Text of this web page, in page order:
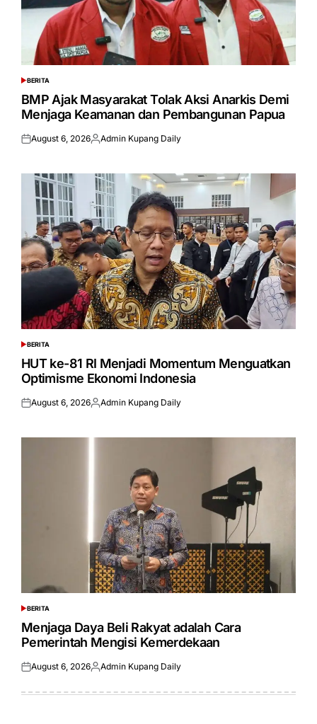
POSTED
IN
BERITA
BMP Ajak Masyarakat Tolak Aksi Anarkis Demi
Menjaga Keamanan dan Pembangunan Papua
Posted
August 6, 2026Posted
Admin Kupang Daily
POSTED
IN
BERITA
HUT ke-81 RI Menjadi Momentum Menguatkan
Optimisme Ekonomi Indonesia
Posted
August 6, 2026Posted
Admin Kupang Daily
POSTED
IN
BERITA
Menjaga Daya Beli Rakyat adalah Cara
Pemerintah Mengisi Kemerdekaan
Posted
August 6, 2026Posted
Admin Kupang Daily